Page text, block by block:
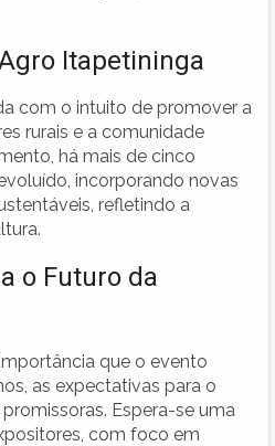
Itapetininga
com o intuito de promover a
rurais e a comunidade
há mais de cinco
incorporando novas
refletindo a
o Futuro da
que o evento
as expectativas para o
Espera-se uma
com foco em